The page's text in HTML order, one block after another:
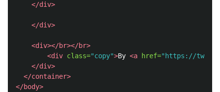
</div>
</div>
<div></br></br>
<div class="copy">By <a href="https://
</div>
</container>
</body>